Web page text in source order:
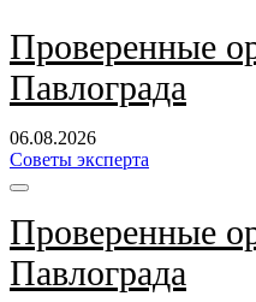
Перейти
к
содержанию
Проверенные
Павлограда
06.08.2026
Советы эксперта
Проверенные
Павлограда